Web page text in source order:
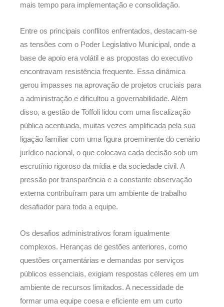
mais tempo para implementação e consolidação.
Entre os principais conflitos enfrentados, destacam-se
as tensões com o Poder Legislativo Municipal, onde a
base de apoio era volátil e as propostas do executivo
encontravam resistência frequente. Essa dinâmica
gerou impasses na aprovação de projetos cruciais para
a administração e dificultou a governabilidade. Além
disso, a gestão de Toffoli lidou com uma fiscalização
pública acentuada, muitas vezes amplificada pela sua
ligação familiar com uma figura proeminente do cenário
jurídico nacional, o que colocava cada decisão sob um
escrutínio rigoroso da mídia e da sociedade civil. A
pressão por transparência e a constante observação
externa contribuíram para um ambiente de trabalho
desafiador para toda a equipe.
Os desafios administrativos foram igualmente
complexos. Heranças de gestões anteriores, como
questões orçamentárias e demandas por serviços
públicos essenciais, exigiam respostas céleres em um
ambiente de recursos limitados. A necessidade de
formar uma equipe coesa e eficiente em um curto